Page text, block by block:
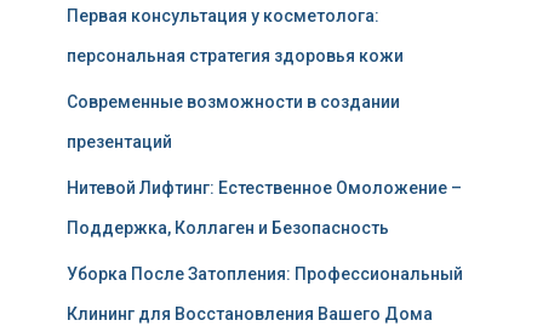
Первая консультация у косметолога:
персональная стратегия здоровья кожи
Современные возможности в создании
презентаций
Нитевой Лифтинг: Естественное Омоложение –
Поддержка, Коллаген и Безопасность
Уборка После Затопления: Профессиональный
Клининг для Восстановления Вашего Дома